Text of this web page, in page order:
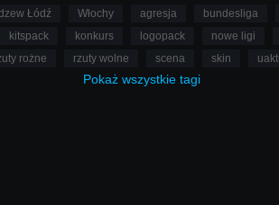
Łódź Włochy agresja bundesliga
kitspack konkurs logopack nowe ligi
rożne rzuty wolne scena skin
Pokaż wszystkietagi